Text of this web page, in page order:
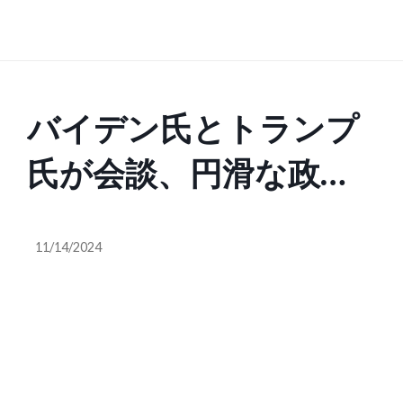
バイデン氏とトランプ
氏が会談、円滑な政権
11/14/2024